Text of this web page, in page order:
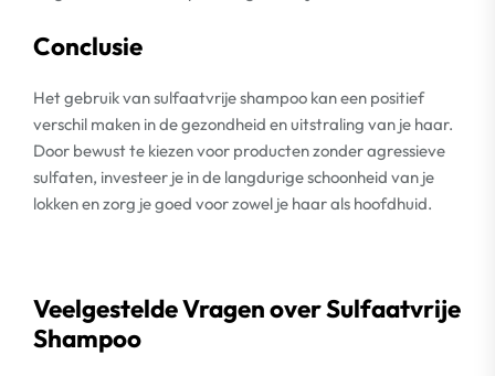
Conclusie
Het gebruik van sulfaatvrije shampoo kan een positief
verschil maken in de gezondheid en uitstraling van je haar.
Door bewust te kiezen voor producten zonder agressieve
sulfaten, investeer je in de langdurige schoonheid van je
lokken en zorg je goed voor zowel je haar als hoofdhuid.
Veelgestelde Vragen over Sulfaatvrije
Shampoo